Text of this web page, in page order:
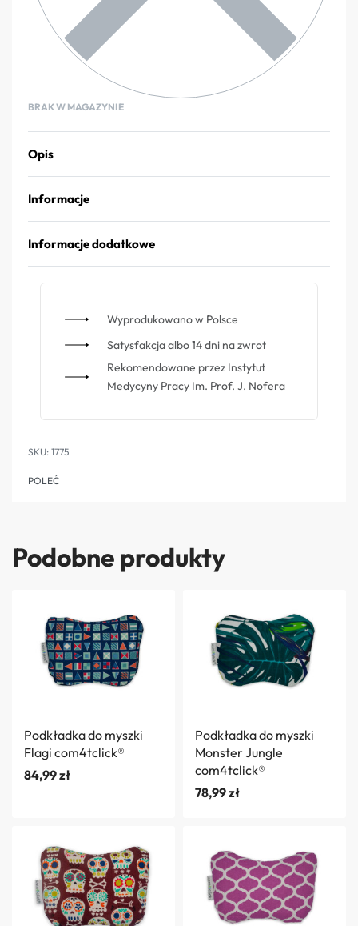
BRAK W MAGAZYNIE
Opis
Informacje
Informacje dodatkowe
Wyprodukowano w Polsce
Satysfakcja albo 14 dni na zwrot
Rekomendowane przez Instytut
Medycyny Pracy Im. Prof. J. Nofera
1775
POLEĆ
Podobne produkty
Podkładka do myszki
Flagi com4tclick®
84,99zł
Podkładka do myszki
Monster Jungle
com4tclick®
78,99zł